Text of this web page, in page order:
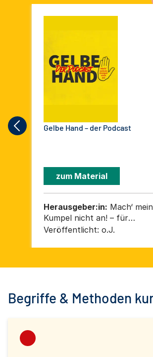
Gelbe Hand – der Podcast
zum Material
Herausgeber:in: Mach‘
Kumpel nicht an! – für
Gleichbehandlung, gegen
Veröffentlicht: o.J.
Begriffe & Methoden